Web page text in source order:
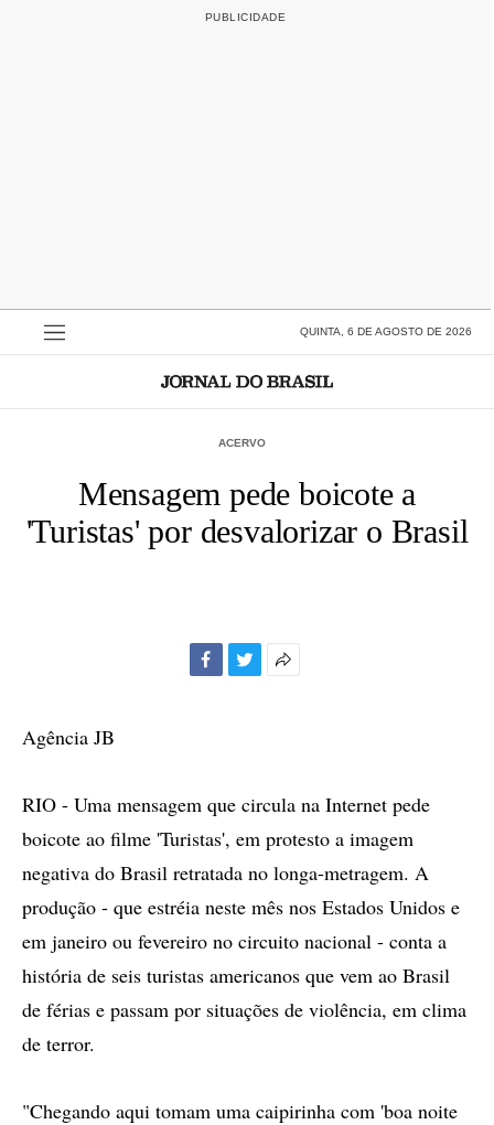
QUINTA, 6 DE AGOSTO DE 2026
ACERVO
Mensagem pede boicote a
'Turistas' por desvalorizar o Brasil
Agência JB
RIO - Uma mensagem que circula na Internet pede
boicote ao filme 'Turistas', em protesto a imagem
negativa do Brasil retratada no longa-metragem. A
produção - que estréia neste mês nos Estados Unidos e
em janeiro ou fevereiro no circuito nacional - conta a
história de seis turistas americanos que vem ao Brasil
de férias e passam por situações de violência, em clima
de terror.
"Chegando aqui tomam uma caipirinha com 'boa noite